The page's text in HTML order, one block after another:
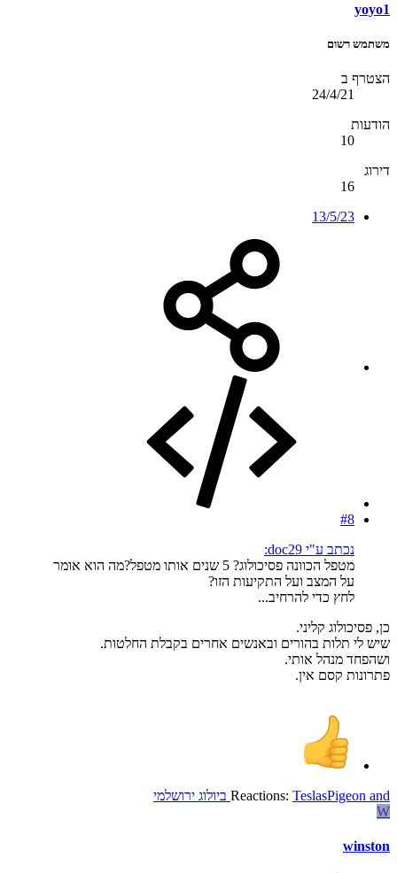
yoyo1
משתמש רשום
הצטרף ב
24/4/21
הודעות
10
דירוג
16
13/5/23
#8
נכתב ע"י doc29:
מטפל הכוונה פסיכולוג? 5 שנים אותו מטפל?מה הוא אומר
על המצב ועל התקיעות הזו?
לחץ כדי להרחיב...
כן, פסיכולוג קליני.
שיש לי תלות בהורים ובאנשים אחרים בקבלת החלטות.
ושהפחד מנהל אותי.
פתרונות קסם אין.
Reactions: TeslasPigeon and
ביולוג ירושלמי
W
winston